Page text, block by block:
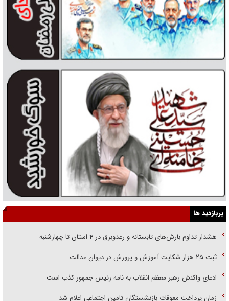
پربازدید ها
هشدار تداوم بارش‌های تابستانه و رعدوبرق در ۴ استان تا چهارشنبه
ثبت ۲۵ هزار شکایت آموزش و پرورش در دیوان عدالت
ادعای واکنش رهبر معظم انقلاب به نامه رئیس جمهور کذب است
زمان پرداخت معوقات بازنشستگان تامین اجتماعی اعلام شد